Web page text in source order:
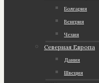
Болгария
Венгрия
Чехия
Северная Европа
Дания
Швеция